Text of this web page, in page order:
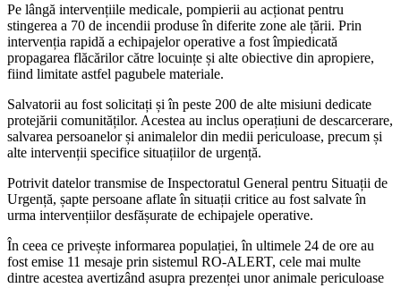
Pe lângă intervențiile medicale, pompierii au acționat pentru
stingerea a 70 de incendii produse în diferite zone ale țării. Prin
intervenția rapidă a echipajelor operative a fost împiedicată
propagarea flăcărilor către locuințe și alte obiective din apropiere,
fiind limitate astfel pagubele materiale.
Salvatorii au fost solicitați și în peste 200 de alte misiuni dedicate
protejării comunităților. Acestea au inclus operațiuni de descarcerare,
salvarea persoanelor și animalelor din medii periculoase, precum și
alte intervenții specifice situațiilor de urgență.
Potrivit datelor transmise de Inspectoratul General pentru Situații de
Urgență, șapte persoane aflate în situații critice au fost salvate în
urma intervențiilor desfășurate de echipajele operative.
În ceea ce privește informarea populației, în ultimele 24 de ore au
fost emise 11 mesaje prin sistemul RO-ALERT, cele mai multe
dintre acestea avertizând asupra prezenței unor animale periculoase